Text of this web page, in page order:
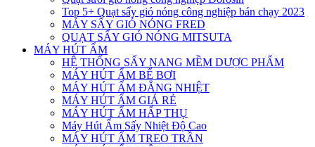
Top 5+ Quạt sấy gió nóng công nghiệp bán chạy 2023
MÁY SẤY GIÓ NÓNG FRED
QUẠT SẤY GIÓ NÓNG MITSUTA
MÁY HÚT ẨM
HỆ THỐNG SẤY NANG MỀM DƯỢC PHẨM
MÁY HÚT ẨM BỂ BƠI
MÁY HÚT ẨM ĐẲNG NHIỆT
MÁY HÚT ẨM GIÁ RẺ
MÁY HÚT ẨM HẤP THỤ
Máy Hút Ẩm Sấy Nhiệt Độ Cao
MÁY HÚT ẨM TREO TRẦN